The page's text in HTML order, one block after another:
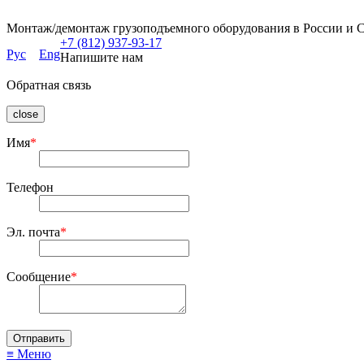
Монтаж/демонтаж грузоподъемного оборудования в России и
Рус
Eng
+7 (812) 937-93-17
Напишите нам
Обратная связь
close
Имя*
Телефон
Эл. почта*
Сообщение*
≡ Меню